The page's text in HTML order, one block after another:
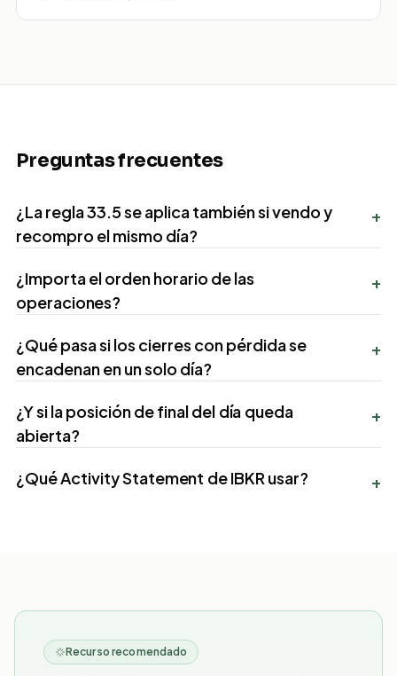
Preguntas frecuentes
¿La regla 33.5 se aplica también si vendo y
recompro el mismo día?
+
¿Importa el orden horario de las
operaciones?
+
¿Qué pasa si los cierres con pérdida se
encadenan en un solo día?
+
¿Y si la posición de final del día queda
abierta?
+
¿Qué Activity Statement de IBKR usar? +
Recurso recomendado